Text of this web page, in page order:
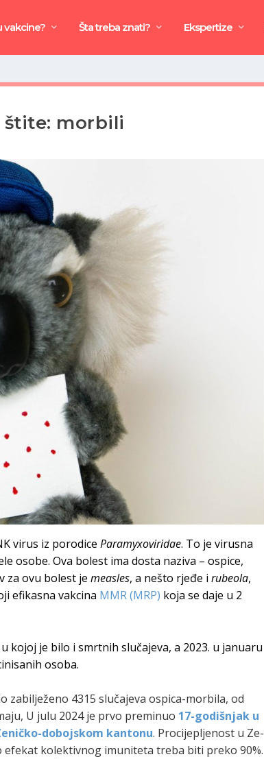
vakcine? Šta treba znati? Ekspertize
štite: morbili
virus iz porodiceParamyxoviridae. To je virusna
osobe. Ova bolest ima dosta naziva – ospice,
za ovu bolest jemeasles, a nešto rjeđe irubeola,
efikasna vakcina MMR (MRP) koja se daje u 2
kojoj je bilo i smrtnih slučajeva, a 2023. u januaru
osoba.
zabilježeno 4315 slučajeva ospica-morbila, od
U julu 2024 je prvo preminuo 17-godišnjak u
dobojskom kantonu. Procijepljenost u Ze-
efekat kolektivnog imuniteta treba biti preko 90%.